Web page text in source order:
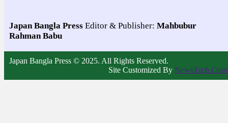
Japan Bangla Press Editor & Publisher: Mahbubur
Rahman Babu
Japan Bangla Press © 2025. All Rights Reserved.
Site Customized By NewsTech.Com